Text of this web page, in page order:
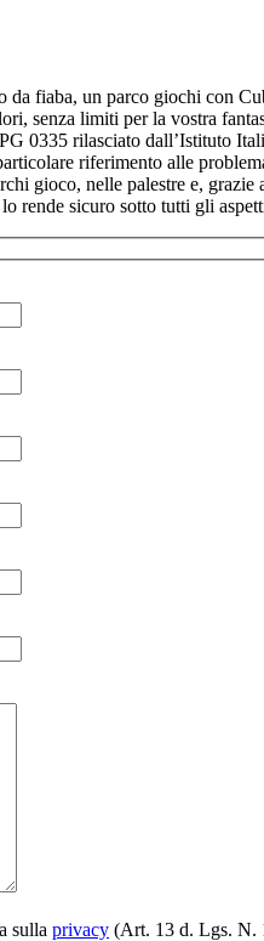
fiaba, un parco giochi con
senza limiti per la vostra
0335 rilasciato dall’Istituto
riferimento alle
gioco, nelle palestre e,
rende sicuro sotto tutti gli
sulla privacy (Art. 13 d. Lgs. N.